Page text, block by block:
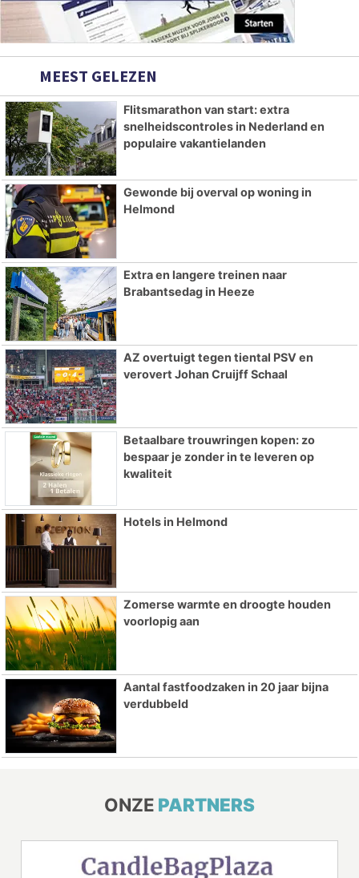
MEEST GELEZEN
Flitsmarathon van start: extra
snelheidscontroles in Nederland en
populaire vakantielanden
Gewonde bij overval op woning in
Helmond
Extra en langere treinen naar
Brabantsedag in Heeze
AZ overtuigt tegen tiental PSV en
verovert Johan Cruijff Schaal
Betaalbare trouwringen kopen: zo
bespaar je zonder in te leveren op
kwaliteit
Hotels in Helmond
Zomerse warmte en droogte houden
voorlopig aan
Aantal fastfoodzaken in 20 jaar bijna
verdubbeld
ONZE PARTNERS